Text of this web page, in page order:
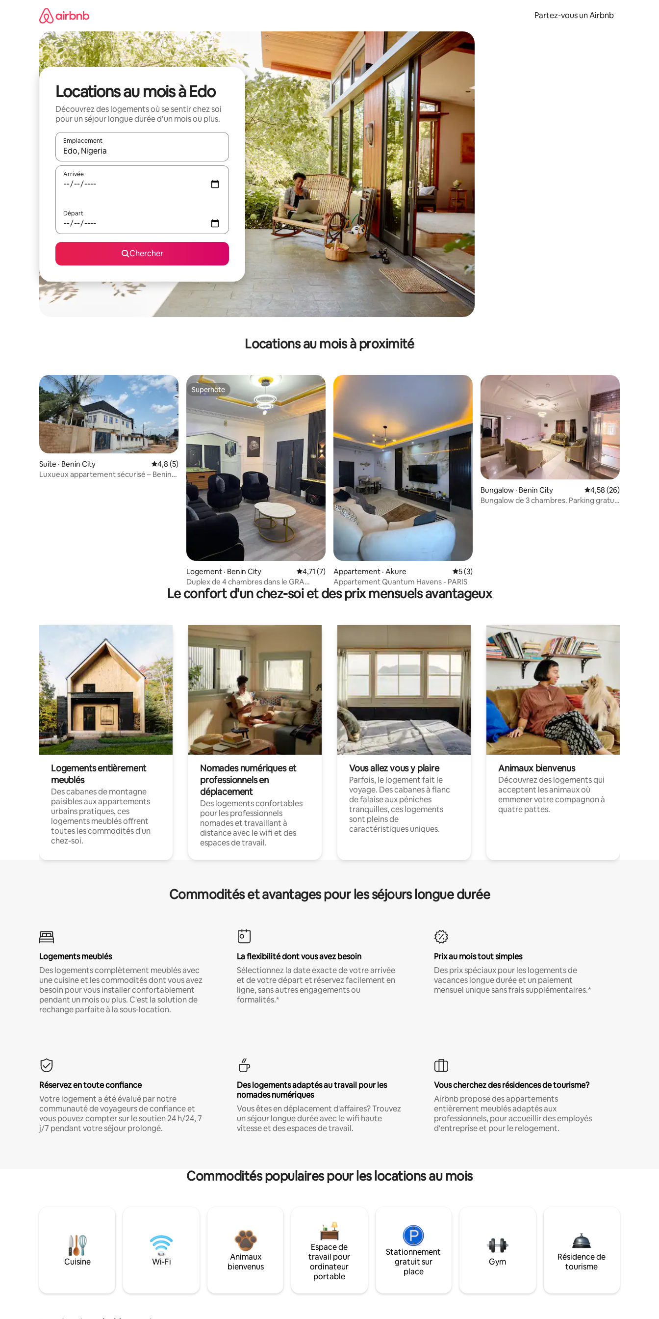
Partez-vous un Airbnb
Locations au mois à Edo
Découvrez des logements où se sentir chez soi
pour un séjour longue durée d’un mois ou plus.
Emplacement
Quand les résultats sont affichés, parcourez-les en utilisant les flèches vers le haut et vers le bas, ou en appuyant dessus et en les faisant glisser.
Arrivée
Départ
Chercher
Locations au mois à proximité
Suite · Benin City Note moyenne de 4,8 sur 5, 5 commentaires
4,8 (5)
Luxueux appartement sécurisé – Benin
Superhôte
Superhôte
Logement · Benin City Note moyenne de 4,71 sur 5, 7 commentaires
4,71 (7)
Duplex de 4 chambres dans le GRA
(entièrement privé)
Appartement · Akure Note moyenne de 5 sur 5, 3 commentaires
5 (3)
Appartement Quantum Havens - PARIS
Bungalow · Benin City Note moyenne de
4,58 (26)
Bungalow de 3 chambres. Parking gratuit
Le confort d'un chez-soi et des prix mensuels avantageux
Logements entièrement
meublés
Des cabanes de montagne
paisibles aux appartements
urbains pratiques, ces
logements meublés offrent
toutes les commodités d'un
chez-soi.
Nomades numériques et
professionnels en
déplacement
Des logements confortables
pour les professionnels
nomades et travaillant à
distance avec le wifi et des
espaces de travail.
Vous allez vous y plaire
Parfois, le logement fait le
voyage. Des cabanes à flanc
de falaise aux péniches
tranquilles, ces logements
sont pleins de
caractéristiques uniques.
Animaux bienvenus
Découvrez des logements qui
acceptent les animaux où
emmener votre compagnon à
quatre pattes.
Commodités et avantages pour les séjours longue durée
Logements meublés
Des logements complètement meublés avec
une cuisine et les commodités dont vous avez
besoin pour vous installer confortablement
pendant un mois ou plus. C'est la solution de
rechange parfaite à la sous-location.
La flexibilité dont vous avez besoin
Sélectionnez la date exacte de votre arrivée
et de votre départ et réservez facilement en
ligne, sans autres engagements ou
formalités.*
Prix au mois tout simples
Des prix spéciaux pour les logements de
vacances longue durée et un paiement
mensuel unique sans frais supplémentaires.*
Réservez en toute confiance
Votre logement a été évalué par notre
communauté de voyageurs de confiance et
vous pouvez compter sur le soutien 24 h/24, 7
j/7 pendant votre séjour prolongé.
Des logements adaptés au travail pour les
nomades numériques
Vous êtes en déplacement d'affaires? Trouvez
un séjour longue durée avec le wifi haute
vitesse et des espaces de travail.
Vous cherchez des résidences de tourisme?
Airbnb propose des appartements
entièrement meublés adaptés aux
professionnels, pour accueillir des employés
d'entreprise et pour le relogement.
Commodités populaires pour les locations au mois
Cuisine Wi-Fi
Animaux
bienvenus
Espace de
travail pour
ordinateur
portable
Stationnement
gratuit sur
place
Gym
Résidence de
tourisme